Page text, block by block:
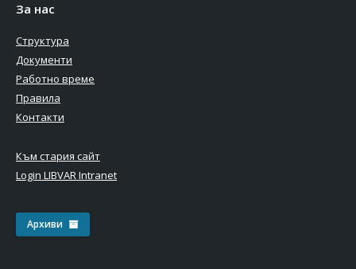
За нас
Структура
Документи
Работно време
Правила
Контакти
Към стария сайт
Login LIBVAR Intranet
Архиви